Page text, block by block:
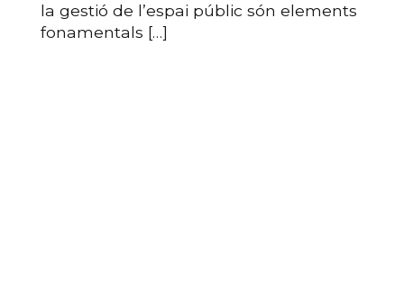
la gestió de l’espai públic són elements
fonamentals […]